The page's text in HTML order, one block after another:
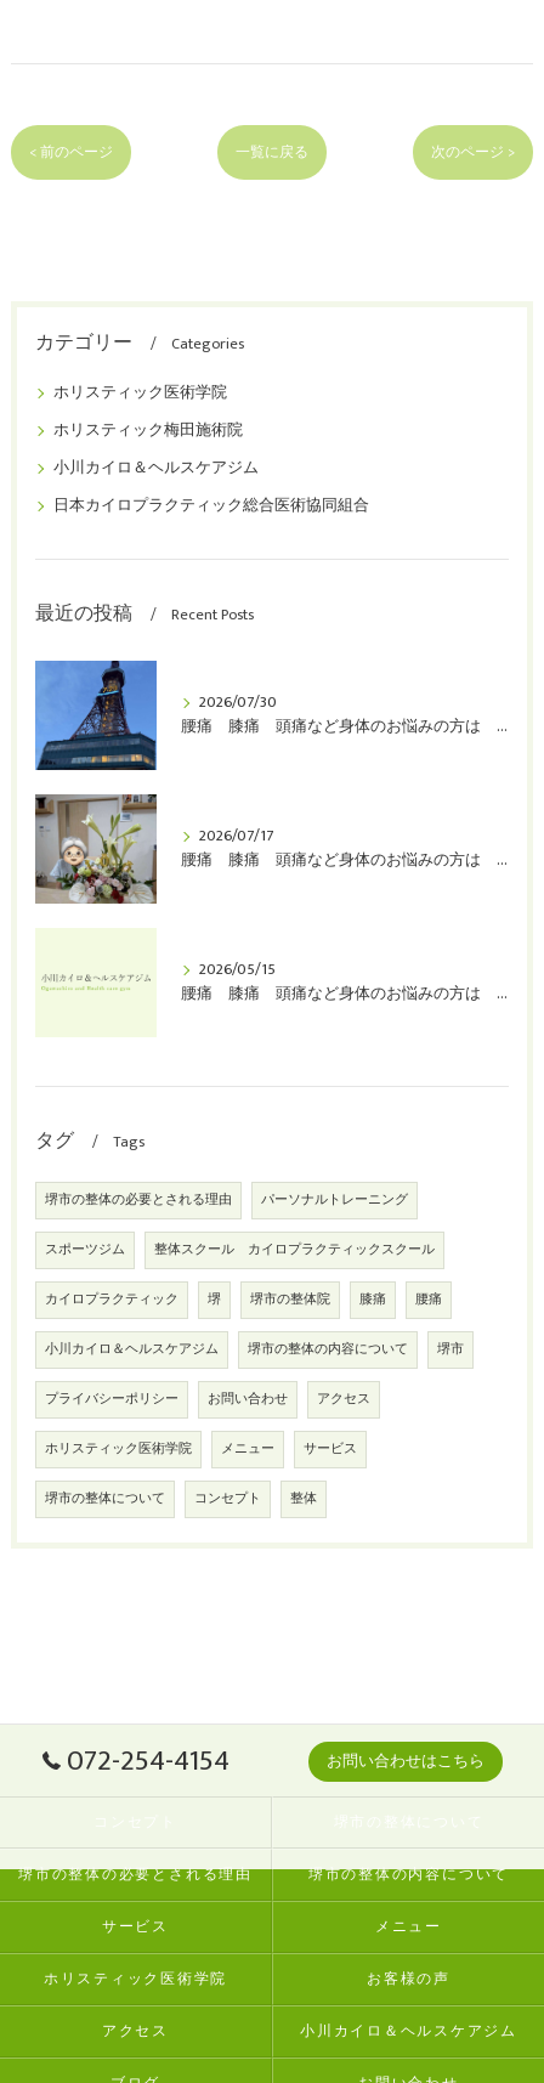
< 前のページ 一覧に戻る 次のページ >
カテゴリー
Categories
ホリスティック医術学院
ホリスティック梅田施術院
小川カイロ＆ヘルスケアジム
日本カイロプラクティック総合医術協同組合
最近の投稿 Recent Posts
2026/07/30
腰痛 膝痛 頭痛など身体のお悩みの方は 堺市 整体 カイロプラクティック 小川カイロ＆ヘルスケアジムへ！
2026/07/17
腰痛 膝痛 頭痛など身体のお悩みの方は 堺市 整体 カイロプラクティック 小川カイロ＆ヘルスケアジムへ！
2026/05/15
腰痛 膝痛 頭痛など身体のお悩みの方は 堺市 整体 カイロプラクティック 小川カイロ＆ヘルスケアジムへ！
タグ Tags
堺市の整体の必要とされる理由 パーソナルトレーニング
スポーツジム 整体スクール カイロプラクティックスクール
カイロプラクティック 堺 堺市の整体院 膝痛 腰痛
小川カイロ＆ヘルスケアジム 堺市の整体の内容について 堺市
プライバシーポリシー お問い合わせ アクセス
ホリスティック医術学院 メニュー サービス
堺市の整体について コンセプト 整体
072-254-4154 お問い合わせはこちら
コンセプト 堺市の整体について
堺市の整体の必要とされる理由 堺市の整体の内容について
サービス メニュー
ホリスティック医術学院 お客様の声
アクセス 小川カイロ＆ヘルスケアジム